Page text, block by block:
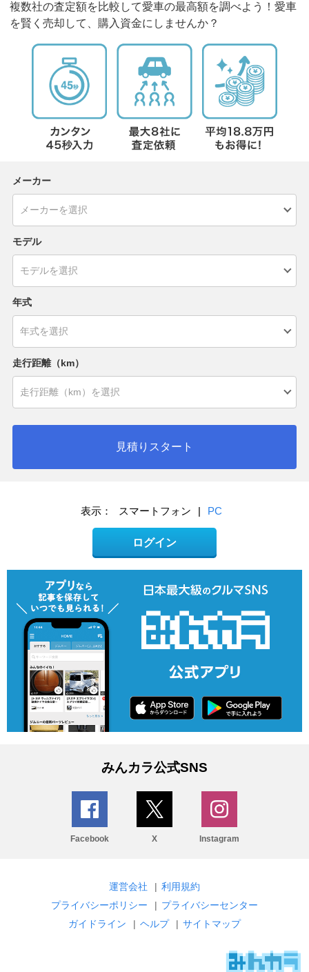
複数社の査定額を比較して愛車の最高額を調べよう！愛車
を賢く売却して、購入資金にしませんか？
メーカー
モデル
年式
走行距離（km）
見積りスタート
表示： スマートフォン | PC
ログイン
みんカラ公式SNS
Facebook X Instagram
運営会社 | 利用規約
プライバシーポリシー
| プライバシーセンター
ガイドライン
| ヘルプ | サイトマップ